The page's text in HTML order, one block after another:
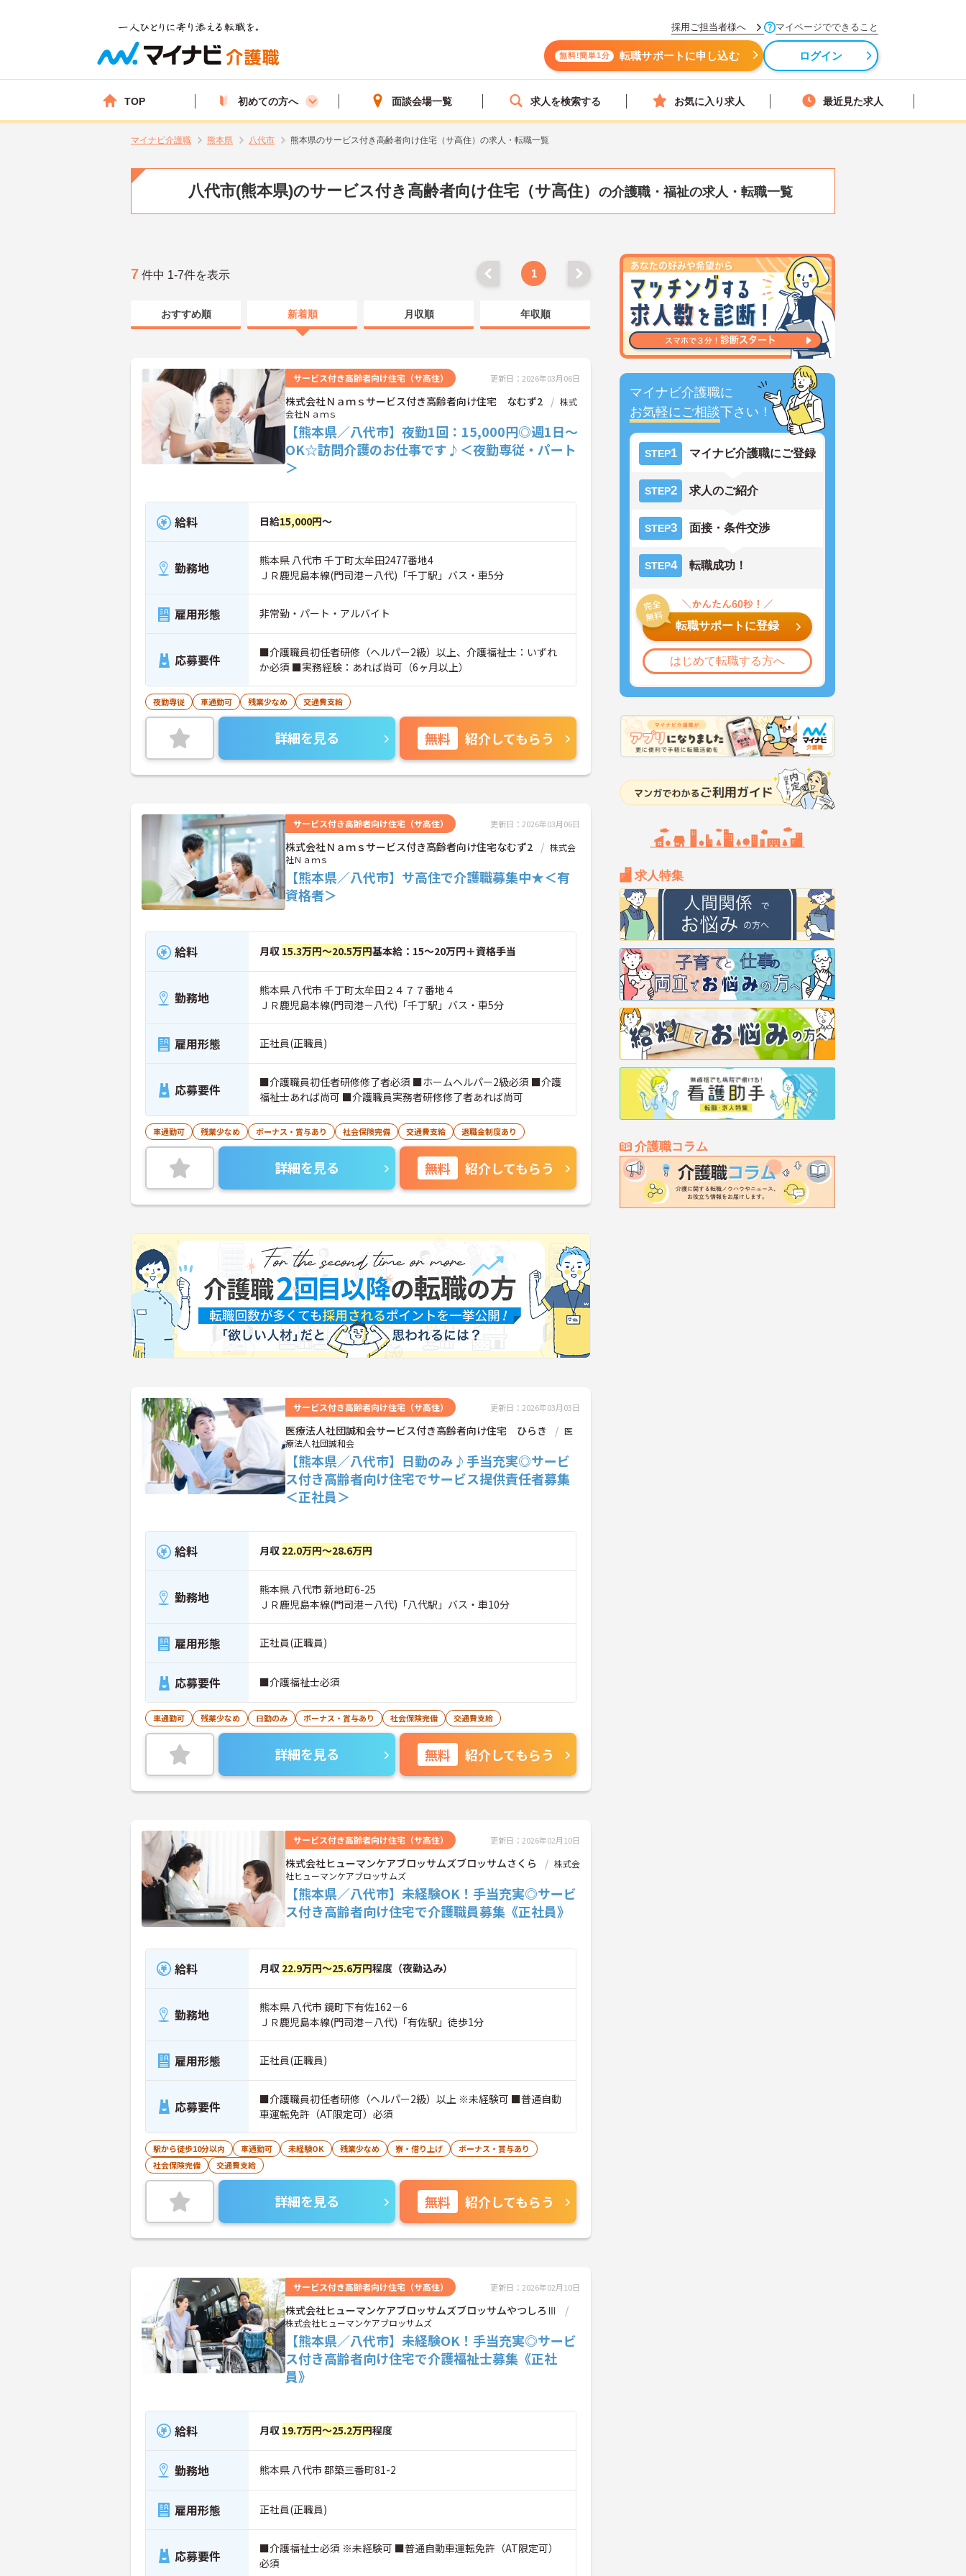
採用ご担当者様へ マイページでできること
無料!簡単1分 転職サポートに申し込む ログイン
TOP 初めての方へ 面談会場一覧 求人を検索する お気に入り求人 最近見た求人
マイナビ介護職 熊本県 八代市 熊本県のサービス付き高齢者向け住宅（サ高住）の求人・転職一覧
八代市(熊本県)のサービス付き高齢者向け住宅（サ高住） の介護職・福祉の求人・転職一覧
マイナビ介護職に
お気軽にご相談下さい！
STEP1 マイナビ介護職にご登録
STEP2 求人のご紹介
STEP3 面接・条件交渉
STEP4 転職成功！
転職サポートに登録
はじめて転職する方へ
求人特集
介護職コラム
7 件中 1-7件を表示 1
おすすめ順 新着順 月収順 年収順
サービス付き高齢者向け住宅（サ高住） 更新日：2026年03月06日
株式会社Ｎａｍｓサービス付き高齢者向け住宅 なむず2
株式
会社Ｎａｍｓ
【熊本県／八代市】夜勤1回：15,000円◎週1日～
OK☆訪問介護のお仕事です♪＜夜勤専従・パート
＞
給料 日給15,000円～
勤務地
熊本県 八代市 千丁町太牟田2477番地4
ＪＲ鹿児島本線(門司港－八代)「千丁駅」バス・車5分
雇用形態 非常勤・パート・アルバイト
応募要件
■介護職員初任者研修（ヘルパー2級）以上、介護福祉士：いずれ
か必須 ■実務経験：あれば尚可（6ヶ月以上）
夜勤専従 車通勤可 残業少なめ 交通費支給
詳細を見る 無料 紹介してもらう
サービス付き高齢者向け住宅（サ高住） 更新日：2026年03月06日
株式会社Ｎａｍｓサービス付き高齢者向け住宅なむず2
株式会
社Ｎａｍｓ
【熊本県／八代市】サ高住で介護職募集中★＜有
資格者＞
給料 月収 15.3万円～20.5万円基本給：15～20万円＋資格手当
勤務地
熊本県 八代市 千丁町太牟田２４７７番地４
ＪＲ鹿児島本線(門司港－八代)「千丁駅」バス・車5分
雇用形態 正社員(正職員)
応募要件
■介護職員初任者研修修了者必須 ■ホームヘルパー2級必須 ■介護
福祉士あれば尚可 ■介護職員実務者研修修了者あれば尚可
車通勤可 残業少なめ ボーナス・賞与あり 社会保険完備 交通費支給 退職金制度あり
詳細を見る 無料 紹介してもらう
サービス付き高齢者向け住宅（サ高住） 更新日：2026年03月03日
医療法人社団誠和会サービス付き高齢者向け住宅 ひらき
医
療法人社団誠和会
【熊本県／八代市】日勤のみ♪手当充実◎サービ
ス付き高齢者向け住宅でサービス提供責任者募集
＜正社員＞
給料 月収 22.0万円～28.6万円
勤務地
熊本県 八代市 新地町6-25
ＪＲ鹿児島本線(門司港－八代)「八代駅」バス・車10分
雇用形態 正社員(正職員)
応募要件 ■介護福祉士必須
車通勤可 残業少なめ 日勤のみ ボーナス・賞与あり 社会保険完備 交通費支給
詳細を見る 無料 紹介してもらう
サービス付き高齢者向け住宅（サ高住） 更新日：2026年02月10日
株式会社ヒューマンケアブロッサムズブロッサムさくら
株式会
社ヒューマンケアブロッサムズ
【熊本県／八代市】未経験OK！手当充実◎サービ
ス付き高齢者向け住宅で介護職員募集《正社員》
給料 月収 22.9万円～25.6万円程度（夜勤込み）
勤務地
熊本県 八代市 鏡町下有佐162－6
ＪＲ鹿児島本線(門司港－八代)「有佐駅」徒歩1分
雇用形態 正社員(正職員)
応募要件
■介護職員初任者研修（ヘルパー2級）以上 ※未経験可 ■普通自動
車運転免許（AT限定可）必須
駅から徒歩10分以内 車通勤可 未経験OK 残業少なめ 寮・借り上げ
ボーナス・賞与あり
社会保険完備
交通費支給
詳細を見る 無料 紹介してもらう
サービス付き高齢者向け住宅（サ高住） 更新日：2026年02月10日
株式会社ヒューマンケアブロッサムズブロッサムやつしろⅢ
株式会社ヒューマンケアブロッサムズ
【熊本県／八代市】未経験OK！手当充実◎サービ
ス付き高齢者向け住宅で介護福祉士募集《正社
員》
給料 月収 19.7万円～25.2万円程度
勤務地 熊本県 八代市 郡築三番町81-2
雇用形態 正社員(正職員)
応募要件
■介護福祉士必須 ※未経験可 ■普通自動車運転免許（AT限定可）
必須